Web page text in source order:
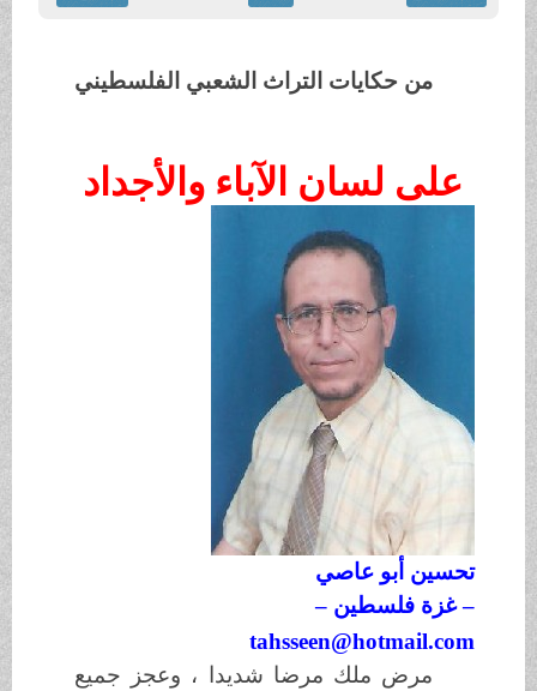
من حكايات التراث الشعبي الفلسطيني
على لسان الآباء والأجداد
تحسين أبو عاصي
– غزة فلسطين –
tahsseen@hotmail.com
مرض ملك مرضا شديدا ، وعجز جميع